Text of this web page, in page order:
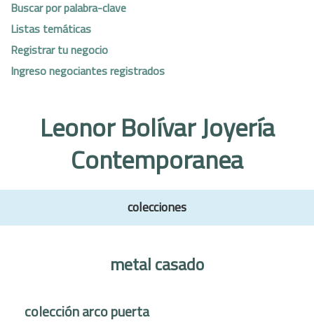
Buscar por palabra-clave
Listas temáticas
Registrar tu negocio
Ingreso negociantes registrados
Leonor Bolívar Joyería
Contemporanea
colecciones
metal casado
colección arco puerta